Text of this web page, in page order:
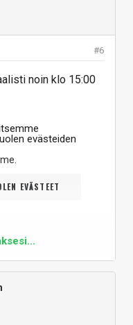
#6
noin klo 15:00
evästeiden
EVÄSTEET